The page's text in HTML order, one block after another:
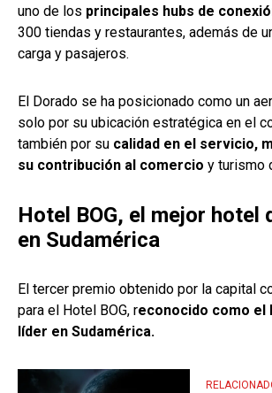
uno de los principales hubs de
300 tiendas y restaurantes, además de
carga y pasajeros.
El Dorado se ha posicionado como un
solo por su ubicación estratégica en el
también por su calidad en el servicio,
su contribución al comercio y turismo
Hotel BOG, el mejor hotel
en Sudamérica
El tercer premio obtenido por la capital
para el Hotel BOG, reconocido como el
líder en Sudamérica.